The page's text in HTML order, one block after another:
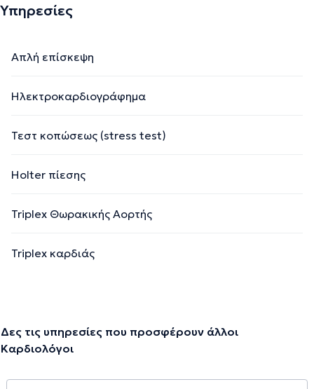
Υπηρεσίες
Απλή επίσκεψη
Ηλεκτροκαρδιογράφημα
Τεστ κοπώσεως (stress test)
Holter πίεσης
Triplex Θωρακικής Αορτής
Triplex καρδιάς
Δες τις υπηρεσίες που προσφέρουν άλλοι
Καρδιολόγοι